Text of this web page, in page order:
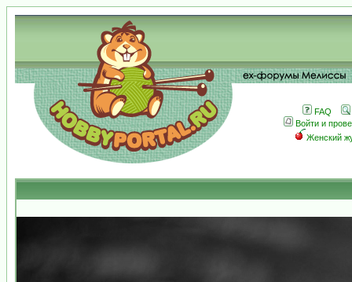
FAQ
Войти и
Женский